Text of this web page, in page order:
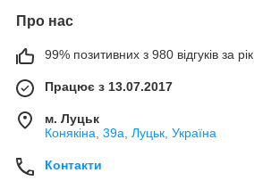
Про нас
99% позитивних з 980 відгуків за рік
Працює з 13.07.2017
м. Луцьк
Конякіна, 39а, Луцьк, Україна
Контакти